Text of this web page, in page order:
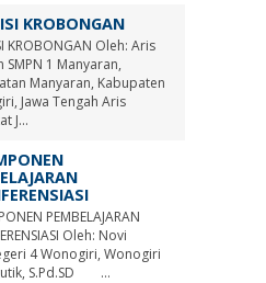
KROBONGAN
KROBONGAN Oleh: Aris
SMPN 1 Manyaran,
Manyaran, Kabupaten
Jawa Tengah Aris
J...
PEMBELAJARAN
Oleh: Novi
4 Wonogiri, Wonogiri
S.Pd.SD ...